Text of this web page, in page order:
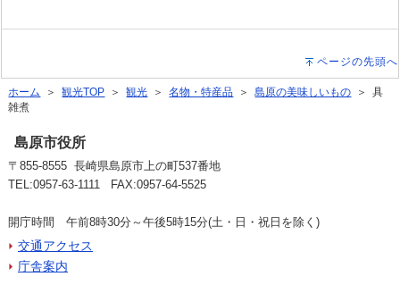
ページの先頭へ
ホーム ＞観光TOP ＞観光 ＞名物・特産品 ＞島原の美味しいもの ＞ 具
雑煮
島原市役所
〒855-8555 長崎県島原市上の町537番地
TEL:0957-63-1111 FAX:0957-64-5525
開庁時間 午前8時30分～午後5時15分(土・日・祝日を除く)
交通アクセス
庁舎案内